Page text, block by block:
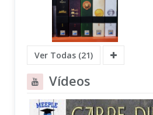
Ver Todas (21)
Vídeos